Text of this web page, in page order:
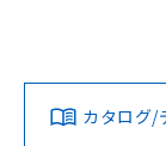
ダウンロードデ
みください。
ソフトウェアの使
対応済み
カタログ/